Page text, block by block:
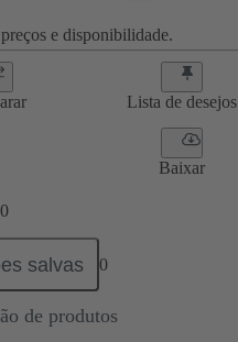
e disponibilidade.
Lista de desejos
Baixar
0
salvas 0
de produtos